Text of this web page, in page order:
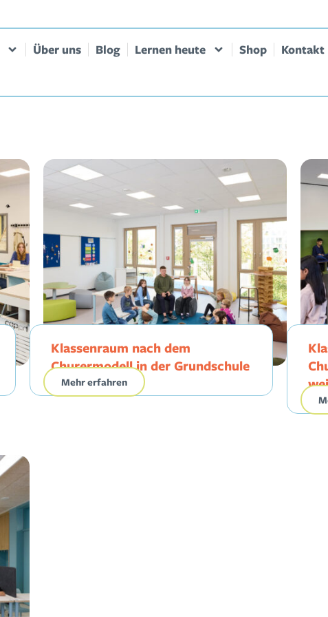
Über uns Blog Lernen heute Shop Kontakt
Klassenraum nach dem
Churermodell in der Grundschule
Mehr erfahren